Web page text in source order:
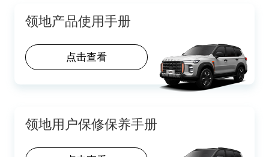
领地产品使用手册
点击查看
领地用户保修保养手册